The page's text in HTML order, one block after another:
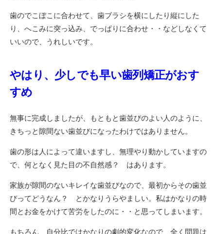
歯のでこぼこに合わせて、歯ブラシを横にしたり縦にした
り、へこみに突っ込み、でっぱりに合わせ・・などしなくて
いいので、うれしいです。
やはり、少しでも早い歯列矯正がおす
すめ
無事に完成しましたが、もともと歯並びのよい人のように、
きちっと隙間ない歯並びになったわけではありません。
歯の形は人によって違いますし、無理やり動かしていますの
で、何となく見た目の不自然感？ はあります。
家族が隙間のないキレイな歯並びなので、最初からその歯並
びってどうなん？ とかなりうらやましい。私はかなりの時
間とお金をかけて苦労をしたのに・・と思ってしまいます。
もちろん、自分比ではかなりの劇的変化なので、全く問題は